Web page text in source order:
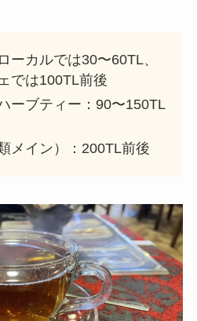
ーカルでは30〜60TL、
では100TL前後
ーブティー：90〜150TL
メイン）：200TL前後